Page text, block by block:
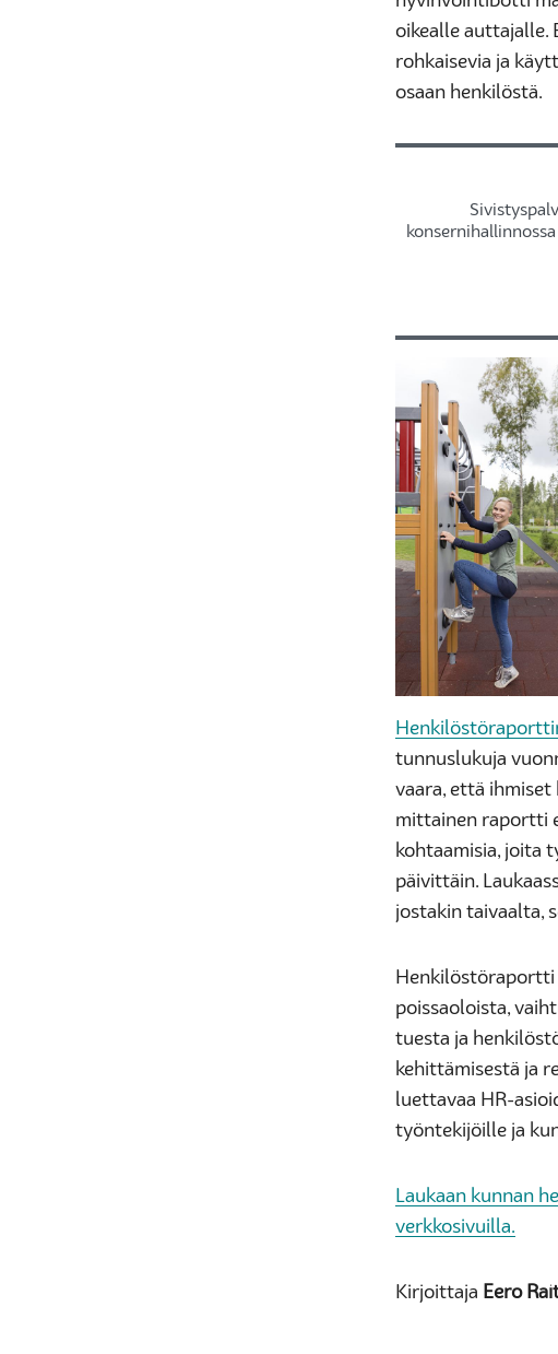
oikealle auttajalle.
rohkaisevia ja
osaan henkilöstä.
tunnuslukuja
vaara, että ihmiset
mittainen raportti
kohtaamisia, joita
päivittäin.
jostakin taivaalta,
Henkilöstöraportti
poissaoloista,
tuesta ja
kehittämisestä ja
luettavaa HR-
työntekijöille ja
Laukaan kunnan
verkkosivuilla.
Kirjoittaja Eero